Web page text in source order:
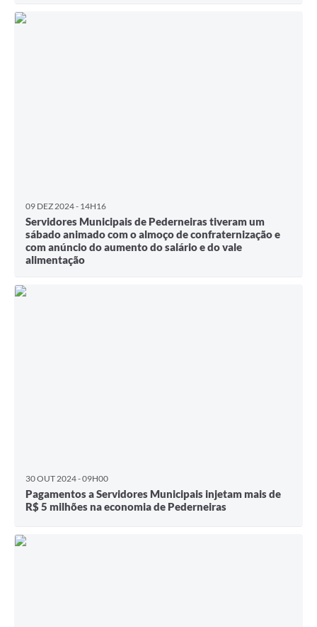
09 DEZ 2024 - 14H16
Servidores Municipais de Pederneiras tiveram um
sábado animado com o almoço de confraternização e
com anúncio do aumento do salário e do vale
alimentação
30 OUT 2024 - 09H00
Pagamentos a Servidores Municipais injetam mais de
R$ 5 milhões na economia de Pederneiras